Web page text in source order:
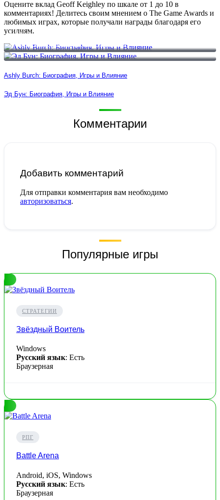
Оцените вклад Geoff Keighley по шкале от 1 до 10 в
комментариях! Делитесь своим мнением о The Game Awards и
любимых играх, которые получали награды благодаря его
усилиям.
Ashly Burch: Биография, Игры и Влияние
Эд Бун: Биография, Игры и Влияние
Ashly Burch: Биография, Игры и Влияние
Эд Бун: Биография, Игры и Влияние
Комментарии
Добавить комментарий
Для отправки комментария вам необходимо
авторизоваться.
Популярные игры
СТРАТЕГИИ
Звёздный Воитель
Windows
Русский язык: Есть
Браузерная
РПГ
Battle Arena
Android, iOS, Windows
Русский язык: Есть
Браузерная